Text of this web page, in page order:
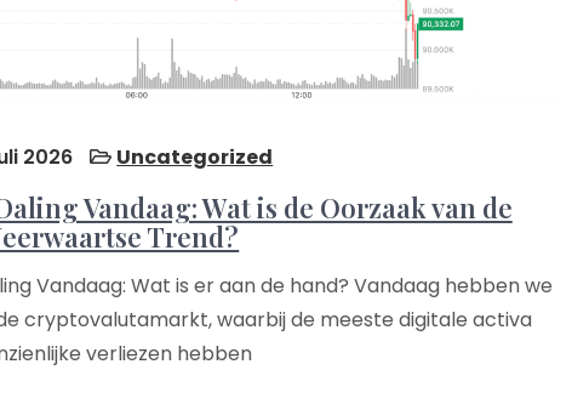
2026 Uncategorized
Vandaag: Wat is de Oorzaak van de
Trend?
Vandaag: Wat is er aan de hand? Vandaag hebben we
cryptovalutamarkt, waarbij de meeste digitale activa
verliezen hebben